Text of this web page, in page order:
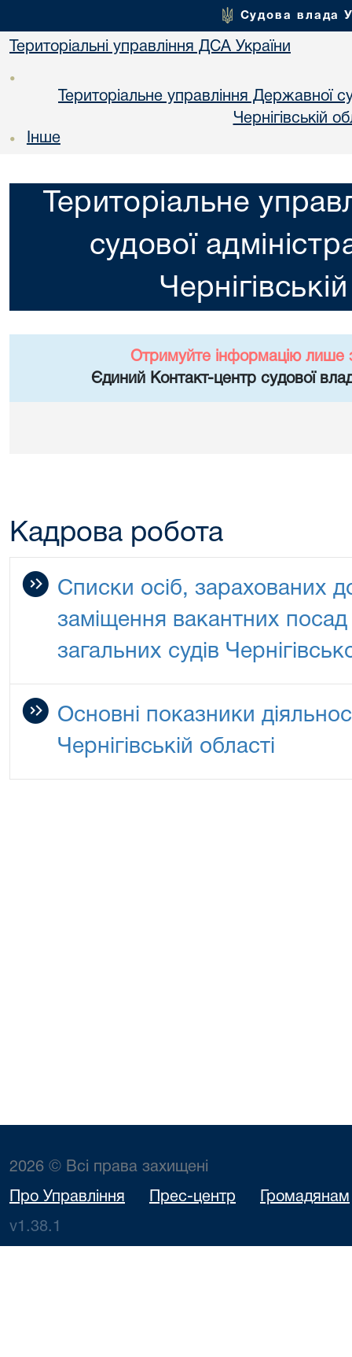
Судова влада
Територіальні управління ДСА України
•
Територіальне управління Державної
Чернiгiвській
• Інше
Територіальне
судової
Отримуйте інформацію лише
Єдиний Контакт-центр судової
Кадрова робота
Списки осіб, зарахованих
заміщення вакантних посад
загальних судів
Основні показники
Чернігівській області
2026 © Всі права захищені
Про Управління Прес-центр Громадянам
v1.38.1